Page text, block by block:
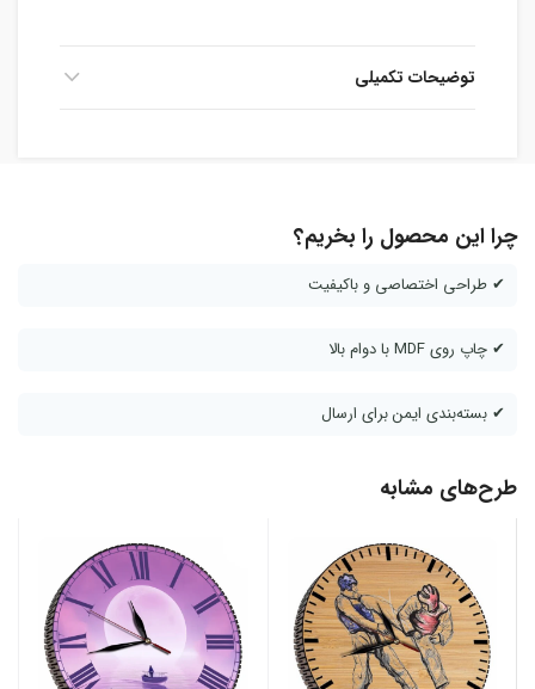
توضیحات تکمیلی
چرا این محصول را بخریم؟
✔ طراحی اختصاصی و باکیفیت
✔ چاپ روی MDF با دوام بالا
✔ بسته‌بندی ایمن برای ارسال
طرح‌های مشابه